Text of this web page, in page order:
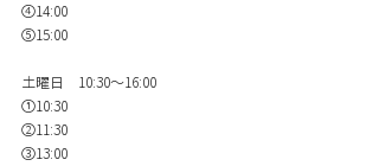
④14:00
⑤15:00
土曜日　10:30〜16:00
①10:30
②11:30
③13:00